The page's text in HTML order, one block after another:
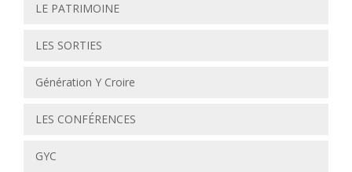
LE PATRIMOINE
LES SORTIES
Génération Y Croire
LES CONFÉRENCES
GYC